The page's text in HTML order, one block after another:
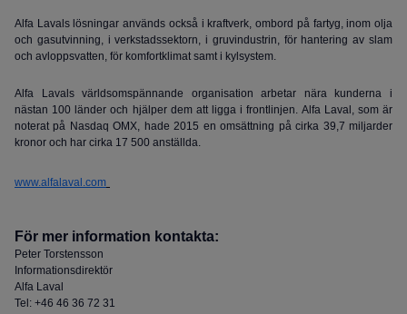
Alfa Lavals lösningar används också i kraftverk, ombord på fartyg, inom olja
och gasutvinning, i verkstadssektorn, i gruvindustrin, för hantering av slam
och avloppsvatten, för komfortklimat samt i kylsystem.
Alfa Lavals världsomspännande organisation arbetar nära kunderna i
nästan 100 länder och hjälper dem att ligga i frontlinjen. Alfa Laval, som är
noterat på Nasdaq OMX, hade 2015 en omsättning på cirka 39,7 miljarder
kronor och har cirka 17 500 anställda.
www.alfalaval.com
För mer information kontakta:
Peter Torstensson
Informationsdirektör
Alfa Laval
Tel: +46 46 36 72 31